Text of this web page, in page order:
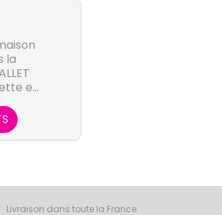
la
et
Livraison dans toute la France